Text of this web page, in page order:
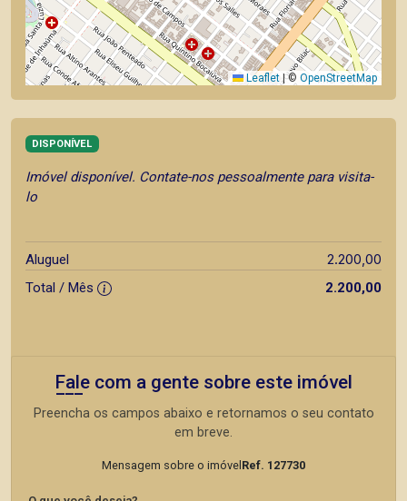
Leaflet |© OpenStreetMap
DISPONÍVEL
Imóvel disponível. Contate-nos pessoalmente para visita-
lo
Aluguel 2.200,00
Total / Mês 2.200,00
Fale com a gente sobre este imóvel
Preencha os campos abaixo e retornamos o seu contato
em breve.
Mensagem sobre o imóvelRef. 127730